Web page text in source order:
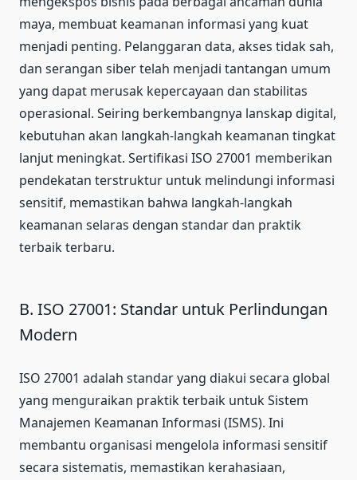
maya, membuat keamanan informasi yang kuat
menjadi penting. Pelanggaran data, akses tidak sah,
dan serangan siber telah menjadi tantangan umum
yang dapat merusak kepercayaan dan stabilitas
operasional. Seiring berkembangnya lanskap digital,
kebutuhan akan langkah-langkah keamanan tingkat
lanjut meningkat. Sertifikasi ISO 27001 memberikan
pendekatan terstruktur untuk melindungi informasi
sensitif, memastikan bahwa langkah-langkah
keamanan selaras dengan standar dan praktik
terbaik terbaru.
B. ISO 27001: Standar untuk Perlindungan
Modern
ISO 27001 adalah standar yang diakui secara global
yang menguraikan praktik terbaik untuk Sistem
Manajemen Keamanan Informasi (ISMS). Ini
membantu organisasi mengelola informasi sensitif
secara sistematis, memastikan kerahasiaan,